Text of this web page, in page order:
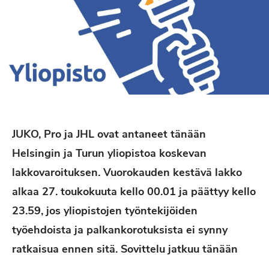
JUKO, Pro ja JHL ovat antaneet tänään
Helsingin ja Turun yliopistoa koskevan
lakkovaroituksen. Vuorokauden kestävä lakko
alkaa 27. toukokuuta kello 00.01 ja päättyy kello
23.59, jos yliopistojen työntekijöiden
työehdoista ja palkankorotuksista ei synny
ratkaisua ennen sitä. Sovittelu jatkuu tänään